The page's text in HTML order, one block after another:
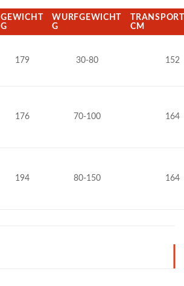
GEWICHT
G
WURFGEWICHT
G
CM
179 30-80 152
176 70-100 164
194 80-150 164